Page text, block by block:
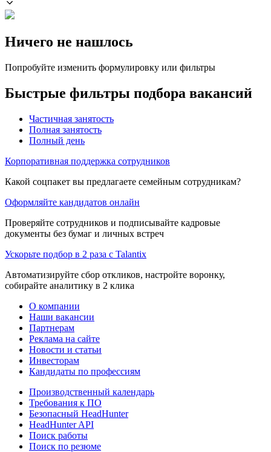
Ничего не нашлось
Попробуйте изменить формулировку или фильтры
Быстрые фильтры подбора вакансий
Частичная занятость
Полная занятость
Полный день
Корпоративная поддержка сотрудников
Какой соцпакет вы предлагаете семейным сотрудникам?
Оформляйте кандидатов онлайн
Проверяйте сотрудников и подписывайте кадровые
документы без бумаг и личных встреч
Ускорьте подбор в 2 раза с Talantix
Автоматизируйте сбор откликов, настройте воронку,
собирайте аналитику в 2 клика
О компании
Наши вакансии
Партнерам
Реклама на сайте
Новости и статьи
Инвесторам
Кандидаты по профессиям
Производственный календарь
Требования к ПО
Безопасный HeadHunter
HeadHunter API
Поиск работы
Поиск по резюме